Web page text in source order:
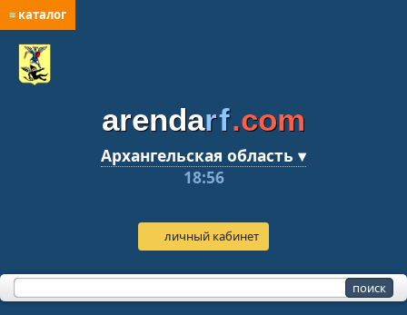
≡ каталог
arendarf.com
Архангельская область ▾
18:56
личный кабинет